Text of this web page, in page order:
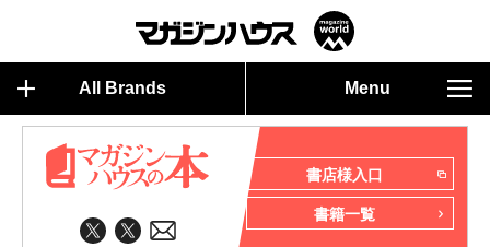
All Brands Menu
書店様入口
書籍一覧